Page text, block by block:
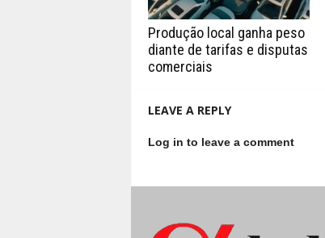
Produção local ganha peso
diante de tarifas e disputas
comerciais
LEAVE A REPLY
Log in to leave a comment